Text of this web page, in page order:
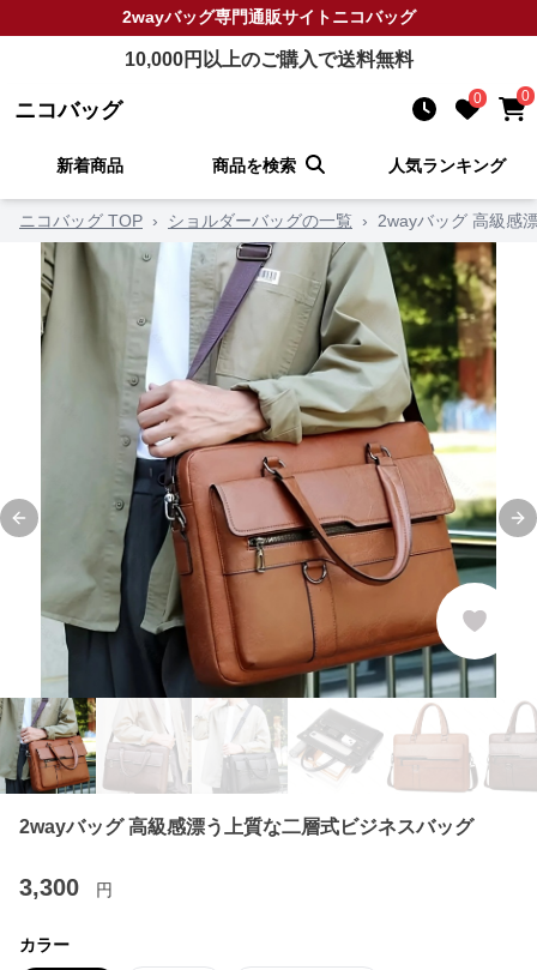
2wayバッグ専門通販サイトニコバッグ
10,000円以上のご購入で送料無料
ニコバッグ 0 0
新着商品 商品を検索 人気ランキング
ニコバッグ TOP › ショルダーバッグの一覧 › 2wayバッグ 高級感
Previous slide
2wayバッグ 高級感漂う上質な二層式ビジネスバッグ
3,300 円
カラー